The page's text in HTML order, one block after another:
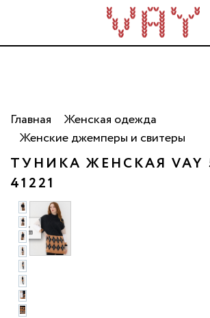
Трикотаж для всей семьи.
от 5 000 рублей.
Главная
Женская одежда
Женские джемперы и свитеры
ТУНИКА ЖЕНСКАЯ VAY
41221